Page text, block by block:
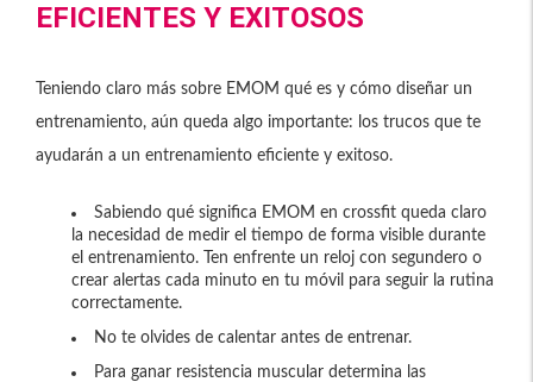
EFICIENTES Y EXITOSOS
Teniendo claro más sobre EMOM qué es y cómo diseñar un
entrenamiento, aún queda algo importante: los trucos que te
ayudarán a un entrenamiento eficiente y exitoso.
Sabiendo qué significa EMOM en crossfit queda claro
la necesidad de medir el tiempo de forma visible durante
el entrenamiento. Ten enfrente un reloj con segundero o
crear alertas cada minuto en tu móvil para seguir la rutina
correctamente.
No te olvides de calentar antes de entrenar.
Para ganar resistencia muscular determina las